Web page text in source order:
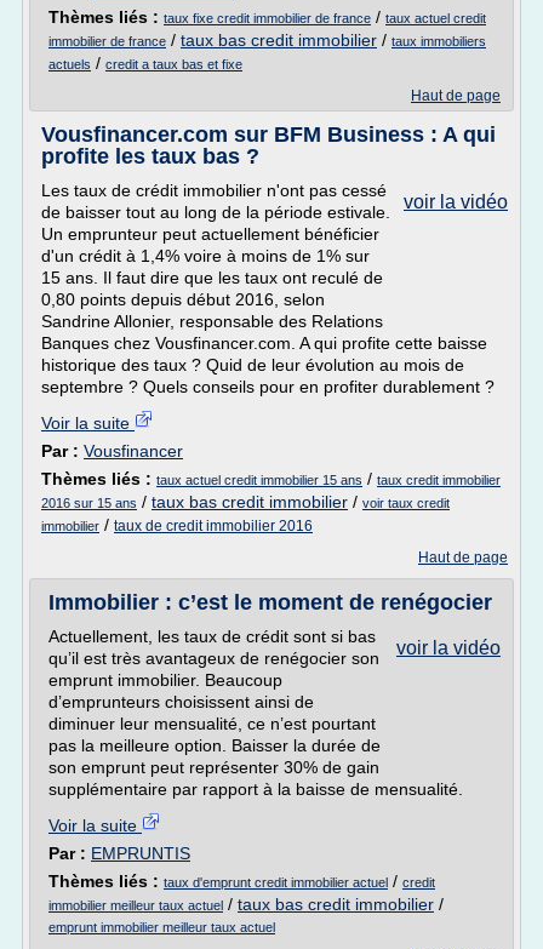
Thèmes liés : taux fixe credit immobilier de france / taux actuel credit
immobilier de france / taux bas credit immobilier / taux immobiliers
actuels / credit a taux bas et fixe
Haut de page
Vousfinancer.com sur BFM Business : A qui
profite les taux bas ?
voir la vidéo
Les taux de crédit immobilier n'ont pas cessé
de baisser tout au long de la période estivale.
Un emprunteur peut actuellement bénéficier
d'un crédit à 1,4% voire à moins de 1% sur
15 ans. Il faut dire que les taux ont reculé de
0,80 points depuis début 2016, selon
Sandrine Allonier, responsable des Relations
Banques chez Vousfinancer.com. A qui profite cette baisse
historique des taux ? Quid de leur évolution au mois de
septembre ? Quels conseils pour en profiter durablement ?
Voir la suite
Par : Vousfinancer
Thèmes liés : taux actuel credit immobilier 15 ans / taux credit immobilier
2016 sur 15 ans / taux bas credit immobilier / voir taux credit
immobilier / taux de credit immobilier 2016
Haut de page
Immobilier : c’est le moment de renégocier
voir la vidéo
Actuellement, les taux de crédit sont si bas
qu’il est très avantageux de renégocier son
emprunt immobilier. Beaucoup
d’emprunteurs choisissent ainsi de
diminuer leur mensualité, ce n’est pourtant
pas la meilleure option. Baisser la durée de
son emprunt peut représenter 30% de gain
supplémentaire par rapport à la baisse de mensualité.
Voir la suite
Par : EMPRUNTIS
Thèmes liés : taux d'emprunt credit immobilier actuel / credit
immobilier meilleur taux actuel / taux bas credit immobilier /
emprunt immobilier meilleur taux actuel